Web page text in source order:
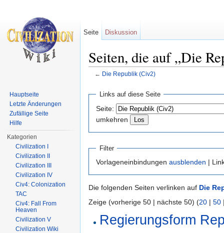
Seiten, die auf „Die
← Die Republik (Civ2)
Links auf diese Seite
Seite:
umkehren
Filter
Vorlageneinbindungen ausblenden |
Die folgenden Seiten verlinken auf Die
Zeige (vorherige 50 | nächste 50) (20 | 50
Regierungsform
Seite Diskussion
Hauptseite
Letzte Änderungen
Zufällige Seite
Hilfe
Kategorien
Civilization I
Civilization II
Civilization III
Civilization IV
Civ4: Colonization
TAC
Civ4: Fall From
Heaven
Civilization V
Civilization Wiki